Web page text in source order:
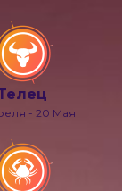
- 20 Мая